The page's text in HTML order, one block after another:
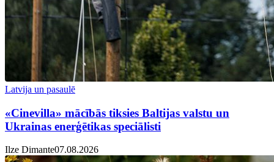
Latvija un pasaulē
«Cinevilla» mācībās tiksies Baltijas valstu un
Ukrainas enerģētikas speciālisti
Ilze Dimante07.08.2026